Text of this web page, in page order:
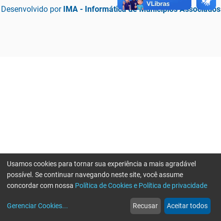
Desenvolvido por IMA - Informática de Municípios Associados
web
Notícias
more_horiz
Mais
Usamos cookies para tornar sua experiência a mais agradável
possível. Se continuar navegando neste site, você assume
concordar com nossa Política de Cookies e Política de privacidade
Gerenciar Cookies... Recusar Aceitar todos
Erro ao enviar informações, por favor tente novamente